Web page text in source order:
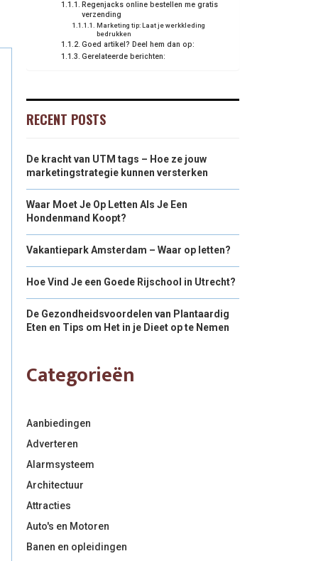
Regenjacks online bestellen me gratis
verzending
Marketing tip: Laat je werkkleding
bedrukken
Goed artikel? Deel hem dan op:
Gerelateerde berichten:
RECENT POSTS
De kracht van UTM tags – Hoe ze jouw
marketingstrategie kunnen versterken
Waar Moet Je Op Letten Als Je Een
Hondenmand Koopt?
Vakantiepark Amsterdam – Waar op letten?
Hoe Vind Je een Goede Rijschool in Utrecht?
De Gezondheidsvoordelen van Plantaardig
Eten en Tips om Het in je Dieet op te Nemen
Categorieën
Aanbiedingen
Adverteren
Alarmsysteem
Architectuur
Attracties
Auto's en Motoren
Banen en opleidingen